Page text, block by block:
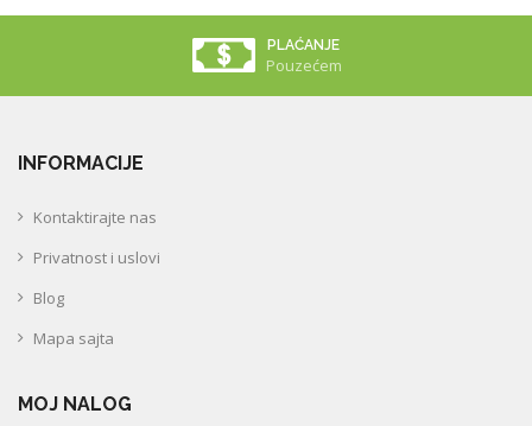
PLAĆANJE
Pouzećem
INFORMACIJE
Kontaktirajte nas
Privatnost i uslovi
Blog
Mapa sajta
MOJ NALOG